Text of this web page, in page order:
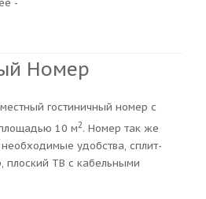
Номер
гостиничный номер с
10 м2. Номер так же
удобства, сплит-
плоский ТВ с кабельными